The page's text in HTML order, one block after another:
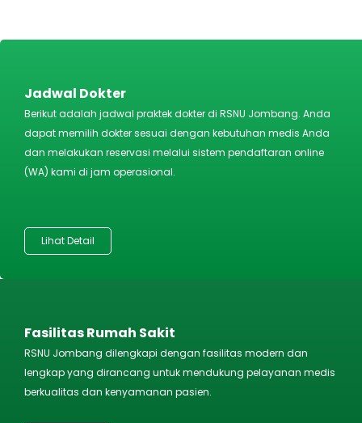
Jadwal Dokter
Berikut adalah jadwal praktek dokter di RSNU Jombang. Anda
dapat memilih dokter sesuai dengan kebutuhan medis Anda
dan melakukan reservasi melalui sistem pendaftaran online
(WA) kami di jam operasional.
Lihat Detail
Fasilitas Rumah Sakit
RSNU Jombang dilengkapi dengan fasilitas modern dan
lengkap yang dirancang untuk mendukung pelayanan medis
berkualitas dan kenyamanan pasien.